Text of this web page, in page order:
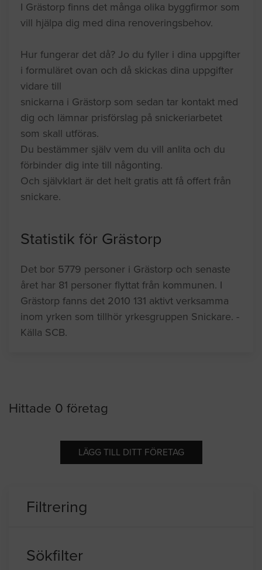
I Grästorp finns det många olika byggfirmor som
vill hjälpa dig med dina renoveringsbehov.
Hur fungerar det då? Jo du fyller i dina uppgifter
i formuläret ovan och då skickas dina uppgifter
vidare till
snickarna i Grästorp som sedan tar kontakt med
dig och lämnar prisförslag på snickeriarbetet
som skall utföras.
Du bestämmer själv vem du vill anlita och du
förbinder dig inte till någonting.
Och självklart är det helt gratis att få offert från
snickare.
Statistik för Grästorp
Det bor 5779 personer i Grästorp och senaste
året har 81 personer flyttat från kommunen. I
Grästorp fanns det 2010 131 aktivt verksamma
inom yrken som tillhör yrkesgruppen Snickare. -
Källa SCB.
Hittade 0 företag
LÄGG TILL DITT FÖRETAG
Filtrering
Sökfilter